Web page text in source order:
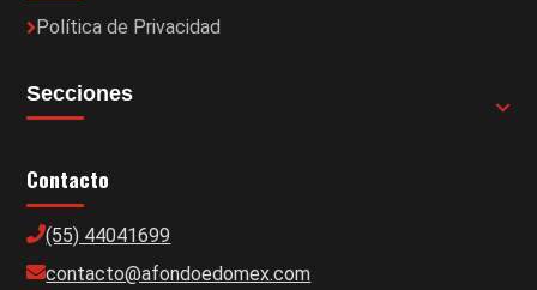
Política de Privacidad
Secciones
Contacto
(55) 44041699
contacto@afondoedomex.com